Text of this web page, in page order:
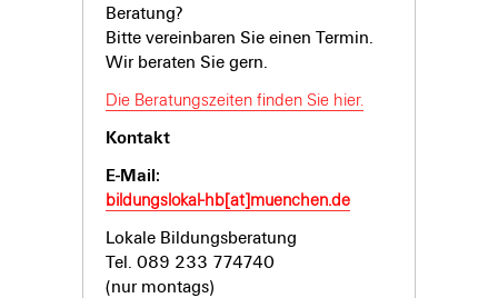
Beratung?
Bitte vereinbaren Sie einen Termin.
Wir beraten Sie gern.
Die Beratungszeiten finden Sie hier.
Kontakt
E-Mail:
bildungslokal-hb[at]muenchen.de
Lokale Bildungsberatung
Tel. 089 233 774740
(nur montags)